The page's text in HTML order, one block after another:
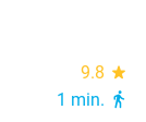
9.8 star
1 min. directions_walk